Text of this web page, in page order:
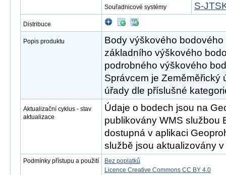
Souřadnicové systémy S-
Distribuce
Popis produktu
Body výškového
základního výškového
podrobného výškového
Správcem je Zeměměřický
úřady dle příslušné
Aktualizační cyklus - stav
aktualizace
Údaje o bodech jsou na
publikovány WMS službou
dostupná v aplikaci
službě jsou aktualizovány
Podmínky přístupu a použití
Bez poplatků
Licence Creative Commons CC BY 4.0